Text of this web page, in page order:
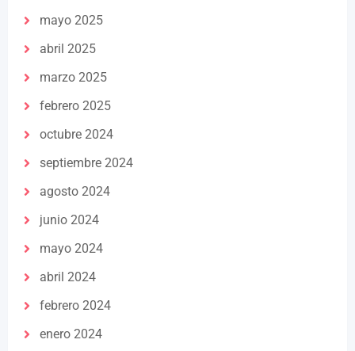
mayo 2025
abril 2025
marzo 2025
febrero 2025
octubre 2024
septiembre 2024
agosto 2024
junio 2024
mayo 2024
abril 2024
febrero 2024
enero 2024